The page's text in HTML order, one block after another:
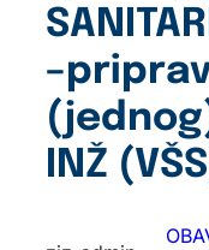
(jednog)
INŽ